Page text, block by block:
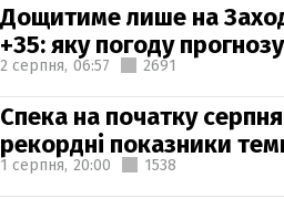
Дощитиме лише на
+35: яку погоду
2 серпня, 06:57 2691
Спека на початку
рекордні показники
1 серпня, 20:00 1538